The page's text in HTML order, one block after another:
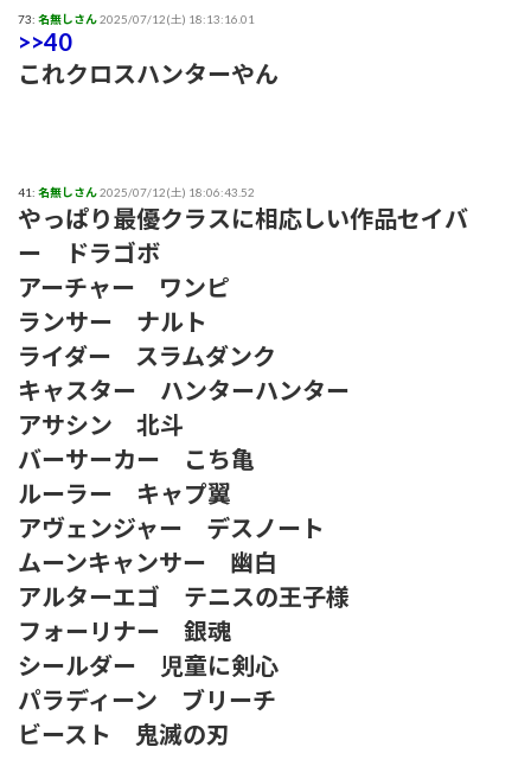
73: 名無しさん2025/07/12(土) 18:13:16.01
>>40
これクロスハンターやん
41: 名無しさん2025/07/12(土) 18:06:43.52
やっぱり最優クラスに相応しい作品セイバ
ー ドラゴボ
アーチャー ワンピ
ランサー ナルト
ライダー スラムダンク
キャスター ハンターハンター
アサシン 北斗
バーサーカー こち亀
ルーラー キャプ翼
アヴェンジャー デスノート
ムーンキャンサー 幽白
アルターエゴ テニスの王子様
フォーリナー 銀魂
シールダー 児童に剣心
パラディーン ブリーチ
ビースト 鬼滅の刃